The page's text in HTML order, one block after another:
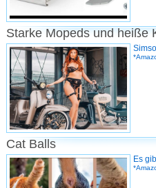
Starke Mopeds und heiße
Cat Balls
Es